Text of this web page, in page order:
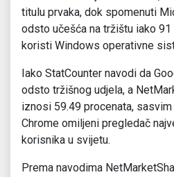
titulu prvaka, dok spomenuti
odsto učešća na tržištu iako
koristi Windows operativne
Iako StatCounter navodi da
odsto tržišnog udjela, a
iznosi 59.49 procenata,
Chrome omiljeni pregledač
korisnika u svijetu.
Prema navodima